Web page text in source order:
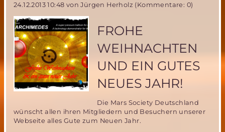
Informationen
zur
Raumfahrt
in
deutscher
Sprache
24.12.2013 10:48 von Jürgen Herholz (Kommentare: 0)
FROHE
WEIHNACHTEN
UND EIN GUTES
NEUES JAHR!
Die Mars Society Deutschland
wünscht allen ihren Mitgliedern und Besuchern unserer
Webseite alles Gute zum Neuen Jahr.